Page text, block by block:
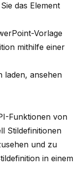
das Element
Vorlage
mithilfe einer
laden, ansehen
Funktionen von
Stildefinitionen
und zu
in einem